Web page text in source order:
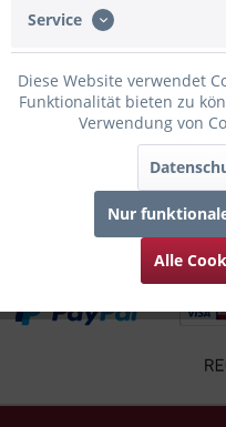
Folgende Infos zum
Zubehör 4
Kunden kauften auch
Service
Diese Website verwendet
Funktionalität bieten zu
Verwendung von
Nur
Alle